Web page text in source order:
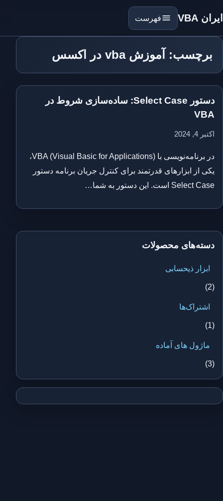
ایران VBA فهرست
برچسب: آموزش vba در اکسس
دستور Select Case: ساده‌سازی شروط در
VBA
اکتبر 4, 2024
در برنامه‌نویسی با VBA (Visual Basic for Applications)،
یکی از ابزارهای قدرتمند برای کنترل جریان برنامه دستور
Select Case است. این دستور به شما…
دسته‌های محصولات
ابزار ذیحسابی
(2)
اشتراک‌ها
(1)
ماژول های آماده
(3)